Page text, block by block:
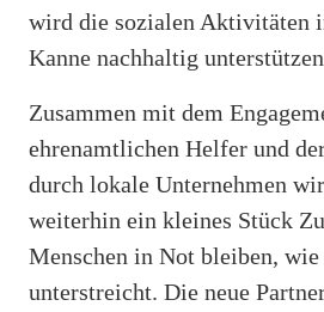
wird die sozialen Aktivitäten
Kanne nachhaltig
Zusammen mit dem
ehrenamtlichen Helfer und
durch lokale Unternehmen
weiterhin ein kleines Stück
Menschen in Not bleiben, wie
unterstreicht. Die neue